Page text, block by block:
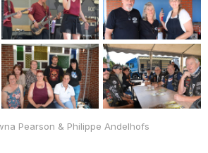
Pearson & Philippe Andelhofs